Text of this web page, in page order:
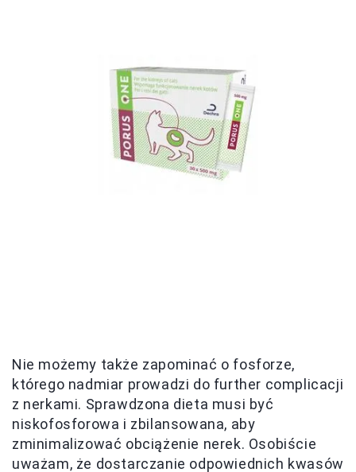
Nie możemy także zapominać o fosforze,
którego nadmiar prowadzi do further complicacji
z nerkami. Sprawdzona dieta musi być
niskofosforowa i zbilansowana, aby
zminimalizować obciążenie nerek. Osobiście
uważam, że dostarczanie odpowiednich kwasów